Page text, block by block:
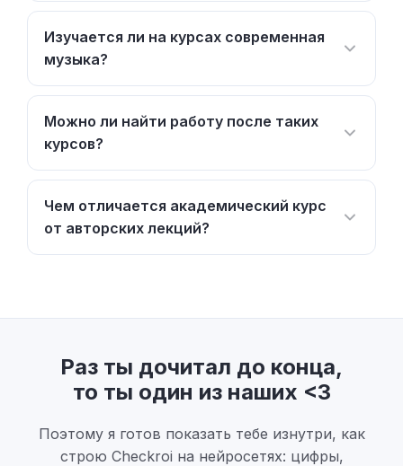
Изучается ли на курсах современная
музыка?
Можно ли найти работу после таких
курсов?
Чем отличается академический курс
от авторских лекций?
Раз ты дочитал до конца,
то ты один из наших <3
Поэтому я готов показать тебе изнутри, как
строю Checkroi на нейросетях: цифры,